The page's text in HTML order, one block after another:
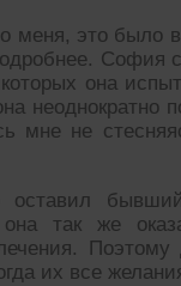
меня, это
София
она
неоднократно
мне не
оставил
так же
их все